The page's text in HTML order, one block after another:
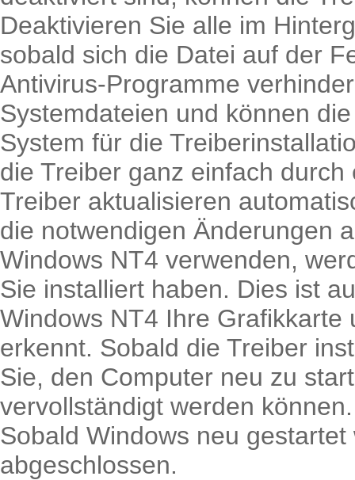
Deaktivieren Sie alle im
sobald sich die Datei auf der
Antivirus-Programme
Systemdateien und können
System für die
die Treiber ganz einfach
Treiber aktualisieren
die notwendigen Änderungen
Windows NT4 verwenden,
Sie installiert haben. Dies ist
Windows NT4 Ihre
erkennt. Sobald die Treiber
Sie, den Computer neu zu
vervollständigt werden
Sobald Windows neu
abgeschlossen.